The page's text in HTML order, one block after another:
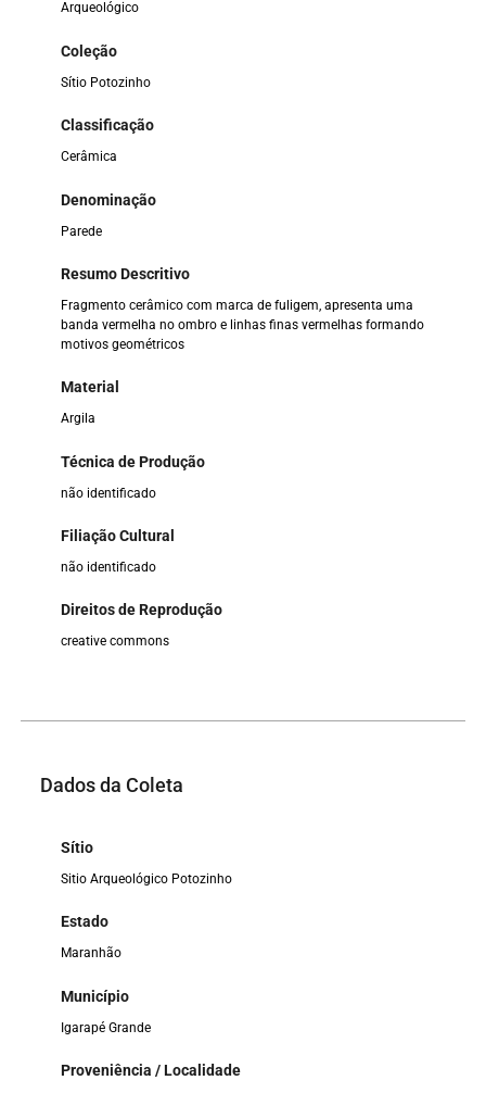
Arqueológico
Coleção
Sítio Potozinho
Classificação
Cerâmica
Denominação
Parede
Resumo Descritivo
Fragmento cerâmico com marca de fuligem, apresenta uma
banda vermelha no ombro e linhas finas vermelhas formando
motivos geométricos
Material
Argila
Técnica de Produção
não identificado
Filiação Cultural
não identificado
Direitos de Reprodução
creative commons
Dados da Coleta
Sítio
Sitio Arqueológico Potozinho
Estado
Maranhão
Município
Igarapé Grande
Proveniência / Localidade